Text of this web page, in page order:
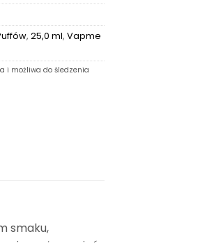
, 25,0 ml, Vapme
i możliwa do śledzenia
smaku,